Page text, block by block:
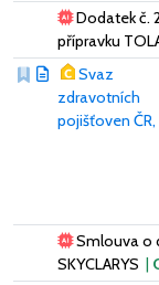
Dodatek č.
přípravku
Svaz
zdravotních
pojišťoven ČR,
Smlouva o
SKYCLARYS |